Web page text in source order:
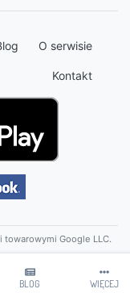
BLOG WIĘCEJ
O serwisie
Kontakt
towarowymi Google LLC.